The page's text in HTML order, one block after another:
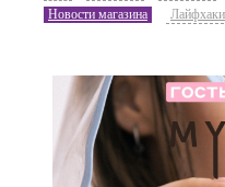
Новости магазина
Лайфхаки